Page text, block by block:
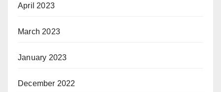
April 2023
March 2023
January 2023
December 2022